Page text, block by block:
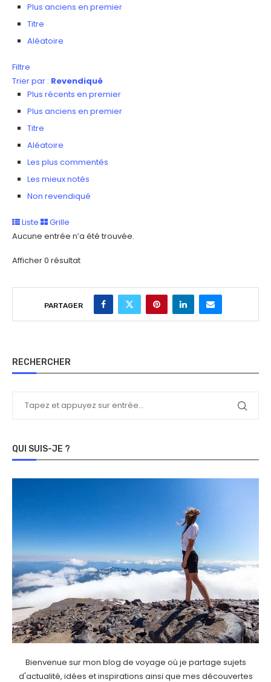
Plus anciens en premier
Titre
Aléatoire
Filtre
Trier par : Revendiqué
Plus récents en premier
Plus anciens en premier
Titre
Aléatoire
Les plus commentés
Les mieux notés
Non revendiqué
Liste
Grille
Aucune entrée n’a été trouvée.
Afficher 0 résultat
PARTAGER
RECHERCHER
QUI SUIS-JE ?
Bienvenue sur mon blog de voyage où je partage sujets
d'actualité, idées et inspirations ainsi que mes découvertes